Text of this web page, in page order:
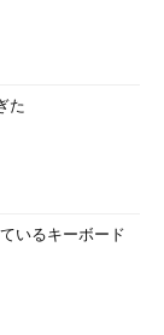
た
いるキーボード